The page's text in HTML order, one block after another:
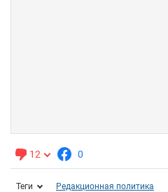
12 0
Теги Редакционная политика